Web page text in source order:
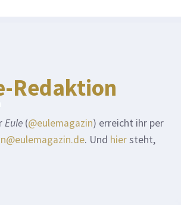
Redaktion
Eule (@eulemagazin) erreicht ihr per
. Und hiersteht,